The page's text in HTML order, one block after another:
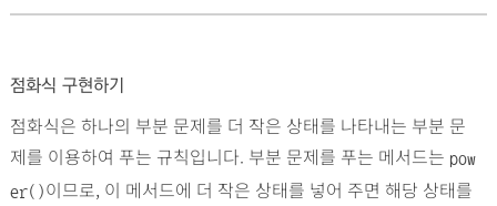
점화식 구현하기
점화식은 하나의 부분 문제를 더 작은 상태를 나타내는 부분 문
제를 이용하여 푸는 규칙입니다. 부분 문제를 푸는 메서드는 pow
er()이므로, 이 메서드에 더 작은 상태를 넣어 주면 해당 상태를